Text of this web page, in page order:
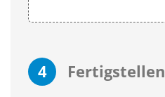
4 Fertigstellen